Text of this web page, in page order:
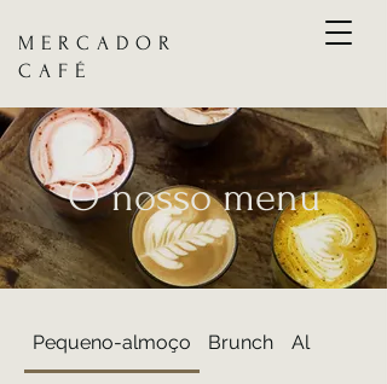
MERCADOR
CAFÉ
O nosso menu
Pequeno-almoço Brunch Almoço